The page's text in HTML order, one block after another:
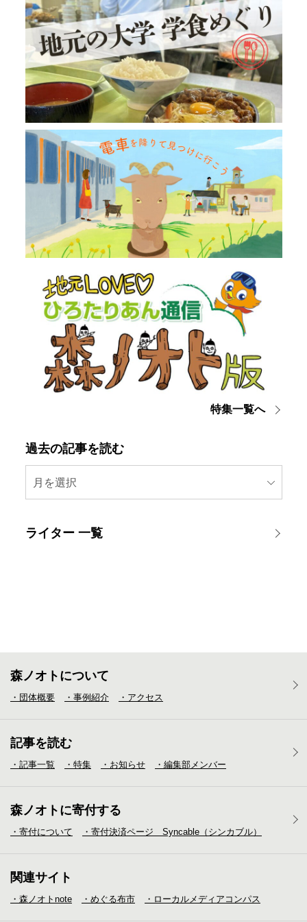
特集一覧へ
過去の記事を読む
月を選択
ライター 一覧
森ノオトについて
・団体概要 ・事例紹介 ・アクセス
記事を読む
・記事一覧 ・特集 ・お知らせ ・編集部メンバー
森ノオトに寄付する
・寄付について ・寄付決済ページ Syncable（シンカブル）
関連サイト
・森ノオトnote ・めぐる布市 ・ローカルメディア コンパス